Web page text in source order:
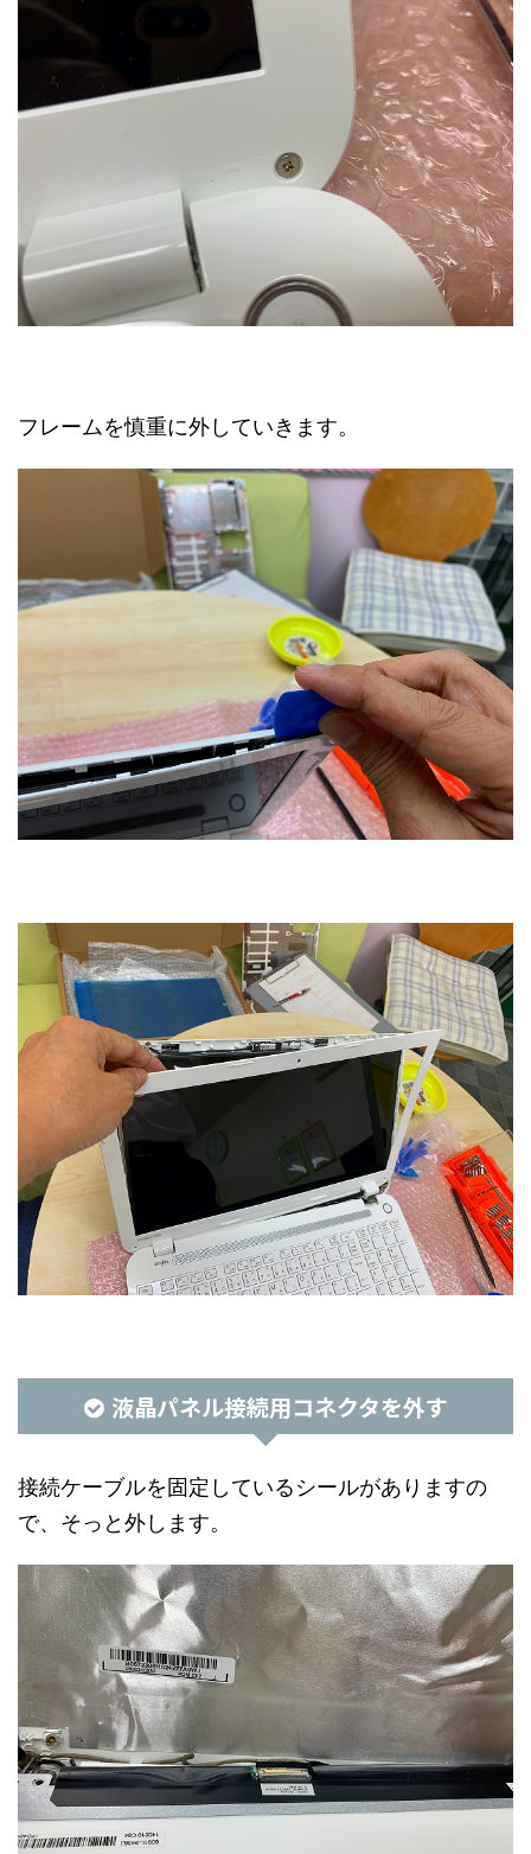
フレームを慎重に外していきます。
液晶パネル接続用コネクタを外す
接続ケーブルを固定しているシールがありますの
で、そっと外します。